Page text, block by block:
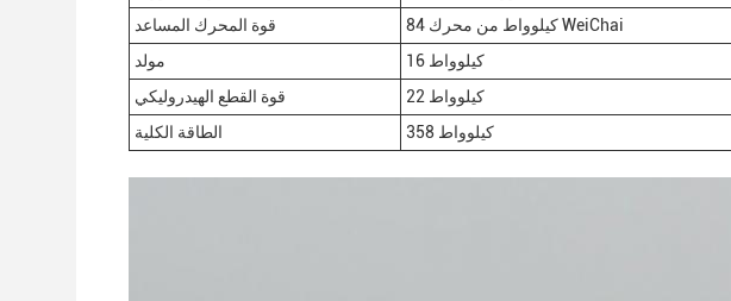
قوة المحرك المساعد
84 كيلوواط من محرك WeiChai
مولد
16 كيلوواط
قوة القطع الهيدروليكي
22 كيلوواط
الطاقة الكلية
358 كيلوواط